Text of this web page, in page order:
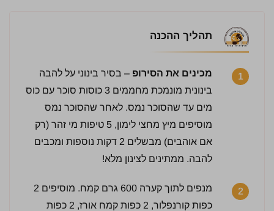
תהליך ההכנה
1 מכינים את הסירופ – בסיר בינוני על להבה
בינונית מונמכת מחממים 3 כוסות סוכר עם כוס
מים עד שהסוכר נמס. לאחר שהסוכר נמס
מוסיפים מיץ מחצי לימון, 5 טיפות מי זהר (רק
אם אוהבים) מבשלים 2 דקות נוספות ומכבים
להבה. ממתינים לצינון מלא!
2
מנפים לתוך קערה 600 גרם קמח. מוסיפים 2
כפות קורנפלור, 2 כפות קמח אורז, 2 כפות